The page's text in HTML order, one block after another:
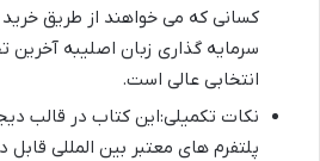
کسانی که می خواهند از طریق
سرمایه گذاری زبان اصلیبه آخرین
انتخابی عالی است.
نکات تکمیلی:این کتاب در قالب
پلتفرم های معتبر بین المللی